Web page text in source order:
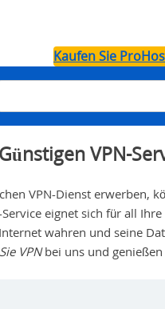
Kaufen Sie
Günstigen VPN-
VPN-Dienst erwerben,
eignet sich für all
wahren und seine
VPNbei uns und